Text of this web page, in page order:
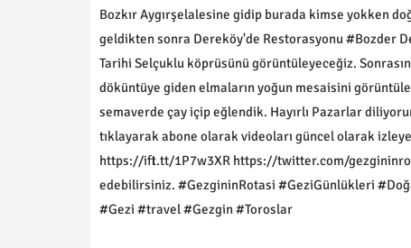
Bozkır Aygırşelalesine gidip burada kimse yokken
geldikten sonra Dereköy'de Restorasyonu #Bozder
Tarihi Selçuklu köprüsünü görüntüleyeceğiz.
döküntüye giden elmaların yoğun mesaisini
semaverde çay içip eğlendik. Hayırlı Pazarlar
tıklayarak abone olarak videoları güncel olarak
https://ift.tt/1P7w3XR https://twitter.com/
edebilirsiniz. #GezgininRotasi #GeziGünlükleri
#Gezi #travel #Gezgin #Toroslar